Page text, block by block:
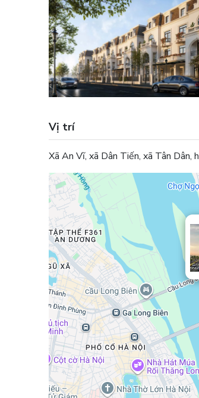
Vị trí
Xã An Vĩ, xã Dân Tiến, xã Tân Dân,